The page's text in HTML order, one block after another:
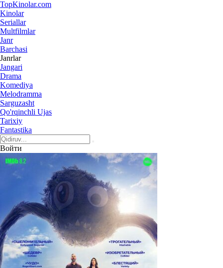
TopKinolar.com
Kinolar
Seriallar
Multfilmlar
Janr
Barchasi
Janrlar
Jangari
Drama
Komediya
Melodramma
Sarguzasht
Qo'rqinchli Ujas
Tarixiy
Fantastika
Войти